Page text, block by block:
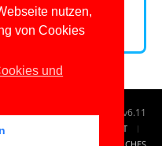
nutzen,
von Cookies
und
Dr. Holger Schwichtenberg v6.11
KONTAKT